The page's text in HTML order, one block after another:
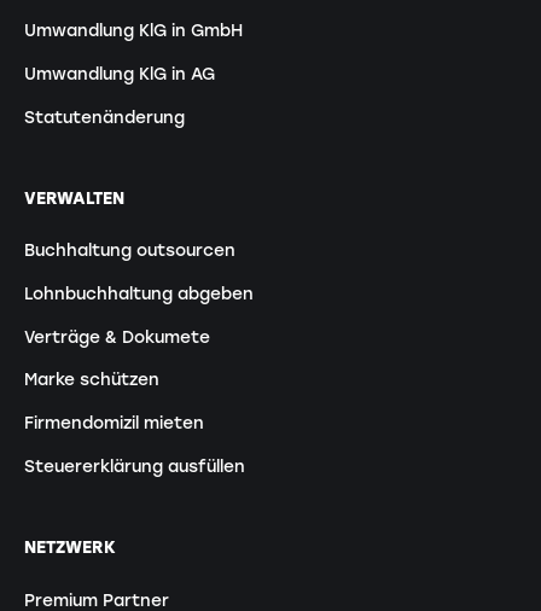
Umwandlung KlG in GmbH
Umwandlung KlG in AG
Statutenänderung
VERWALTEN
Buchhaltung outsourcen
Lohnbuchhaltung abgeben
Verträge & Dokumete
Marke schützen
Firmendomizil mieten
Steuererklärung ausfüllen
NETZWERK
Premium Partner